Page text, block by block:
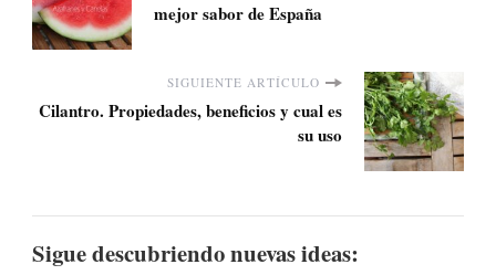
mejor sabor de España
SIGUIENTE ARTÍCULO
Cilantro. Propiedades, beneficios y cual es
su uso
Sigue descubriendo nuevas ideas: